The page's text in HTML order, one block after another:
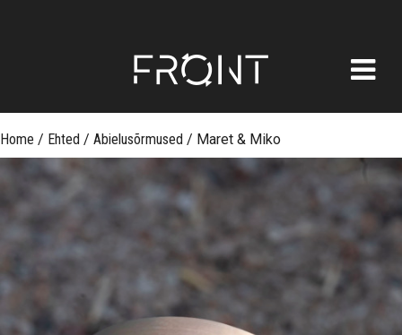
Skip
Home / Ehted / Abielusõrmused / Maret & Miko